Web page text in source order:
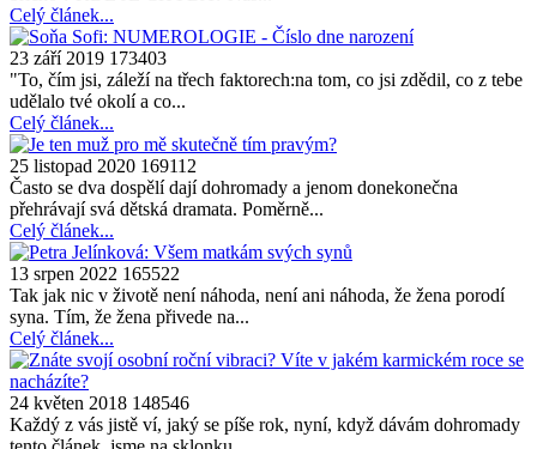
Celý článek...
23 září 2019 173403
"To, čím jsi, záleží na třech faktorech:na tom, co jsi zdědil, co z tebe
udělalo tvé okolí a co...
Celý článek...
25 listopad 2020 169112
Často se dva dospělí dají dohromady a jenom donekonečna
přehrávají svá dětská dramata. Poměrně...
Celý článek...
13 srpen 2022 165522
Tak jak nic v životě není náhoda, není ani náhoda, že žena porodí
syna. Tím, že žena přivede na...
Celý článek...
24 květen 2018 148546
Každý z vás jistě ví, jaký se píše rok, nyní, když dávám dohromady